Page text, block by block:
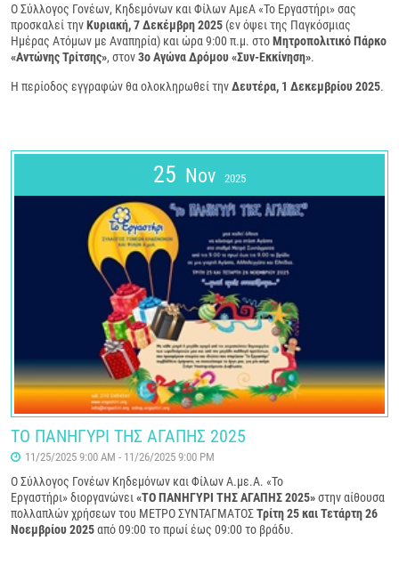
Ο Σύλλογος Γονέων, Κηδεμόνων και Φίλων ΑμεΑ «Το Εργαστήρι» σας
προσκαλεί τηνΚυριακή, 7 Δεκέμβρη 2025 (εν όψει της Παγκόσμιας
Ημέρας Ατόμων με Αναπηρία) και ώρα 9:00 π.μ. στοΜητροπολιτικό Πάρκο
«Αντώνης Τρίτσης», στον3ο Αγώνα Δρόμου «Συν-Εκκίνηση».
Η περίοδος εγγραφών θα ολοκληρωθεί τηνΔευτέρα, 1 Δεκεμβρίου 2025.
25 Nov 2025
ΤΟ ΠΑΝΗΓΥΡΙ ΤΗΣ ΑΓΑΠΗΣ 2025
11/25/2025 9:00 AM - 11/26/2025 9:00 PM
Ο Σύλλογος Γονέων Κηδεμόνων και Φίλων Α.με.Α. «Το
Εργαστήρι» διοργανώνει «ΤΟ ΠΑΝΗΓΥΡΙ ΤΗΣ ΑΓΑΠΗΣ 2025»στην αίθουσα
πολλαπλών χρήσεων του ΜΕΤΡΟ ΣΥΝΤΑΓΜΑΤΟΣΤρίτη 25 και Τετάρτη 26
Νοεμβρίου 2025από 09:00 το πρωί έως 09:00 το βράδυ.